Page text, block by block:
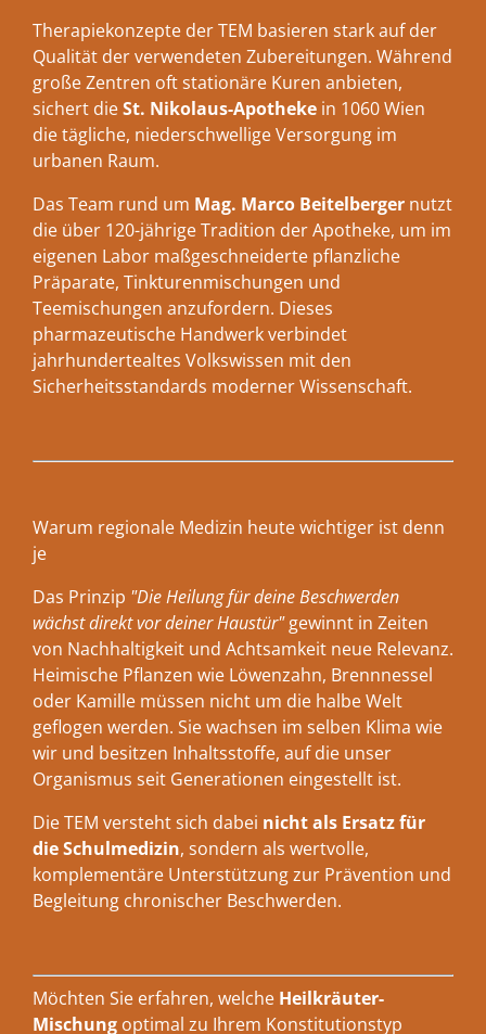
Therapiekonzepte der TEM basieren stark auf der
Qualität der verwendeten Zubereitungen. Während
große Zentren oft stationäre Kuren anbieten,
sichert dieSt. Nikolaus-Apotheke in 1060 Wien
die tägliche, niederschwellige Versorgung im
urbanen Raum.
Das Team rund um Mag. Marco Beitelberger nutzt
die über 120-jährige Tradition der Apotheke, um im
eigenen Labor maßgeschneiderte pflanzliche
Präparate, Tinkturenmischungen und
Teemischungen anzufordern. Dieses
pharmazeutische Handwerk verbindet
jahrhundertealtes Volkswissen mit den
Sicherheitsstandards moderner Wissenschaft.
Warum regionale Medizin heute wichtiger ist denn
je
Das Prinzip "Die Heilung für deine Beschwerden
wächst direkt vor deiner Haustür"gewinnt in Zeiten
von Nachhaltigkeit und Achtsamkeit neue Relevanz.
Heimische Pflanzen wie Löwenzahn, Brennnessel
oder Kamille müssen nicht um die halbe Welt
geflogen werden. Sie wachsen im selben Klima wie
wir und besitzen Inhaltsstoffe, auf die unser
Organismus seit Generationen eingestellt ist.
Die TEM versteht sich dabei nicht als Ersatz für
die Schulmedizin, sondern als wertvolle,
komplementäre Unterstützung zur Prävention und
Begleitung chronischer Beschwerden.
Möchten Sie erfahren, welche Heilkräuter-
Mischung optimal zu Ihrem Konstitutionstyp